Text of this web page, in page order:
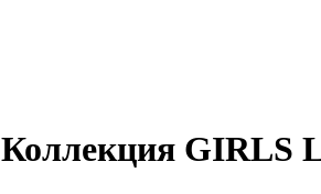
Коллекция GIRLS